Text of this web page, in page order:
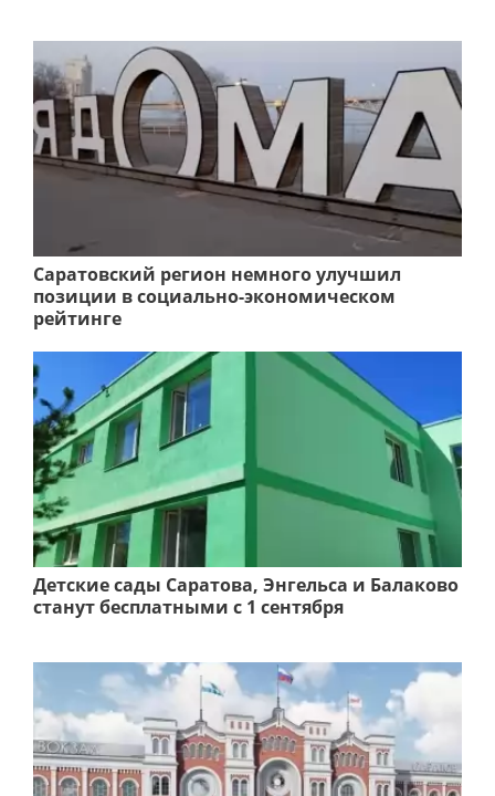
Саратовский регион немного улучшил
позиции в социально-экономическом
рейтинге
Детские сады Саратова, Энгельса и Балаково
станут бесплатными с 1 сентября